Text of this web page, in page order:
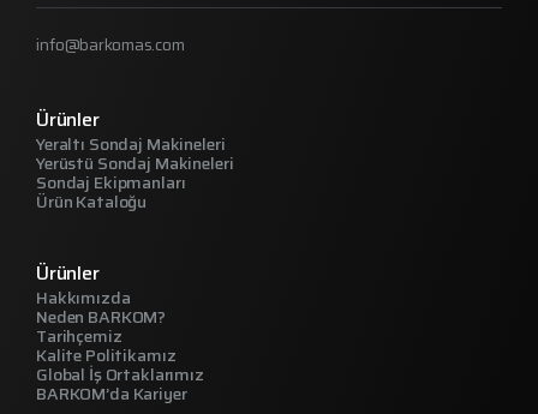
info@barkomas.com
Ürünler
Yeraltı Sondaj Makineleri
Yerüstü Sondaj Makineleri
Sondaj Ekipmanları
Ürün Kataloğu
Ürünler
Hakkımızda
Neden BARKOM?
Tarihçemiz
Kalite Politikamız
Global İş Ortaklarımız
BARKOM’da Kariyer